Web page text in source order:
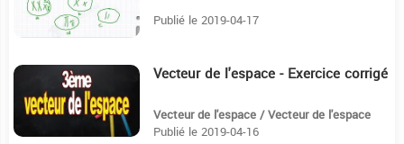
Publié le 2019-04-17
Vecteur de l'espace - Exercice corrigé
Vecteur de l'espace / Vecteur de l'espace
Publié le 2019-04-16